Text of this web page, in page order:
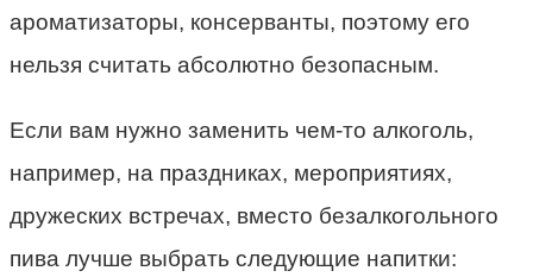
ароматизаторы, консерванты, поэтому его
нельзя считать абсолютно безопасным.
Если вам нужно заменить чем-то алкоголь,
например, на праздниках, мероприятиях,
дружеских встречах, вместо безалкогольного
пива лучше выбрать следующие напитки: